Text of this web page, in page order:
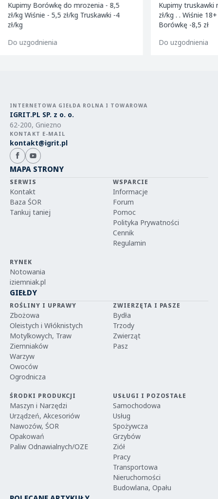
Kupimy Borówkę do mrozenia - 8,5
zł/kg Wiśnie - 5,5 zł/kg Truskawki -4
zł/kg
Do uzgodnienia
Kupimy truskawki na sok / zdrowe/ - 4
zł/kg . . Wiśnie 18+ w cenie -6,zł/kg.
Borówkę -8,5 zł
Do uzgodnienia
INTERNETOWA GIEŁDA ROLNA I TOWAROWA
IGRIT.PL SP. z o. o.
62-200, Gniezno
KONTAKT E-MAIL
kontakt@igrit.pl
MAPA STRONY
SERWIS
Kontakt
Baza ŚOR
Tankuj taniej
WSPARCIE
Informacje
Forum
Pomoc
Polityka Prywatności
Cennik
Regulamin
RYNEK
Notowania
iziemniak.pl
GIEŁDY
ROŚLINY I UPRAWY
Zbożowa
Oleistych i Włóknistych
Motylkowych, Traw
Ziemniaków
Warzyw
Owoców
Ogrodnicza
ZWIERZĘTA I PASZE
Bydła
Trzody
Zwierząt
Pasz
ŚRODKI PRODUKCJI
Maszyn i Narzędzi
Urządzeń, Akcesoriów
Nawozów, ŚOR
Opakowań
Paliw Odnawialnych/OZE
USŁUGI I POZOSTAŁE
Samochodowa
Usług
Spożywcza
Grzybów
Ziół
Pracy
Transportowa
Nieruchomości
Budowlana, Opału